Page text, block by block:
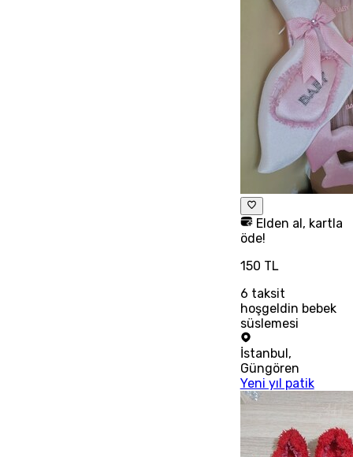
Elden al, kartla
öde!
150 TL
6 taksit
hoşgeldin bebek
süslemesi
İstanbul,
Güngören
Yeni yıl patik